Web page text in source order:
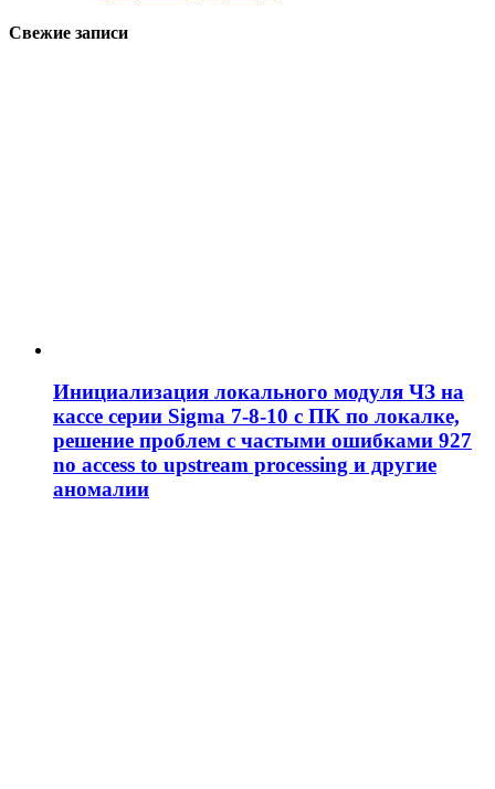
Свежие записи
Инициализация локального модуля ЧЗ на
кассе серии Sigma 7-8-10 с ПК по локалке,
решение проблем c частыми ошибками 927
no access to upstream processing и другие
аномалии